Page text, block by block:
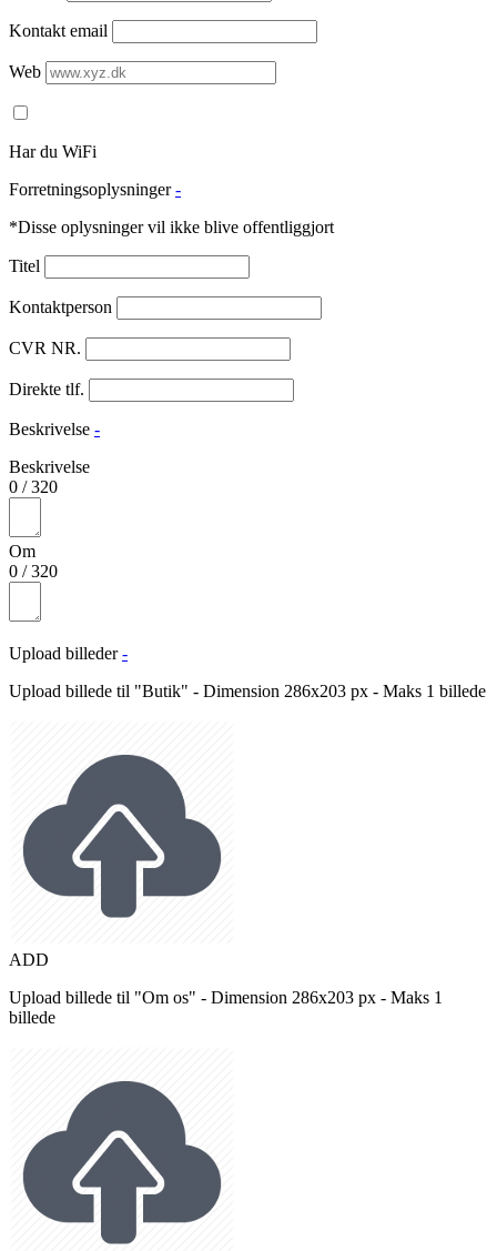
Kontakt email
Web
Har du WiFi
Forretningsoplysninger -
*Disse oplysninger vil ikke blive offentliggjort
Titel
Kontaktperson
CVR NR.
Direkte tlf.
Beskrivelse -
Beskrivelse
0 /320
Om
0 /320
Upload billeder -
Upload billede til "Butik" - Dimension 286x203 px - Maks 1 billede
ADD
Upload billede til "Om os" - Dimension 286x203 px - Maks 1
billede